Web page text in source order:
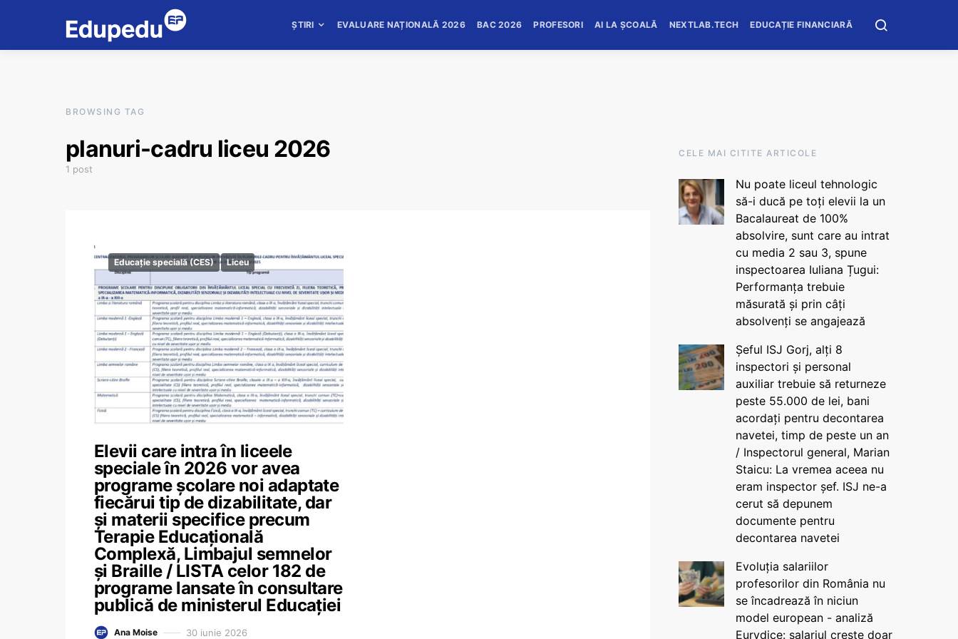
ȘTIRI EVALUARE NAȚIONALĂ 2026 BAC 2026 PROFESORI AI LA ȘCOALĂ NEXTLAB.TECH EDUCAȚIE FINANCIARĂ
BROWSING TAG
planuri-cadru liceu 2026
1 post
Educație specială (CES) Liceu
Elevii care intra în liceele
speciale în 2026 vor avea
programe școlare noi adaptate
fiecărui tip de dizabilitate, dar
și materii specifice precum
Terapie Educațională
Complexă, Limbajul semnelor
și Braille / LISTA celor 182 de
programe lansate în consultare
publică de ministerul Educației
Ana Moise 30 iunie 2026
CELE MAI CITITE ARTICOLE
Nu poate liceul tehnologic
să-i ducă pe toți elevii la un
Bacalaureat de 100%
absolvire, sunt care au intrat
cu media 2 sau 3, spune
inspectoarea Iuliana Țugui:
Performanța trebuie
măsurată și prin câți
absolvenți se angajează
Șeful ISJ Gorj, alți 8
inspectori și personal
auxiliar trebuie să returneze
peste 55.000 de lei, bani
acordați pentru decontarea
navetei, timp de peste un an
/ Inspectorul general, Marian
Staicu: La vremea aceea nu
eram inspector șef. ISJ ne-a
cerut să depunem
documente pentru
decontarea navetei
Evoluția salariilor
profesorilor din România nu
se încadrează în niciun
model european - analiză
Eurydice: salariul crește doar